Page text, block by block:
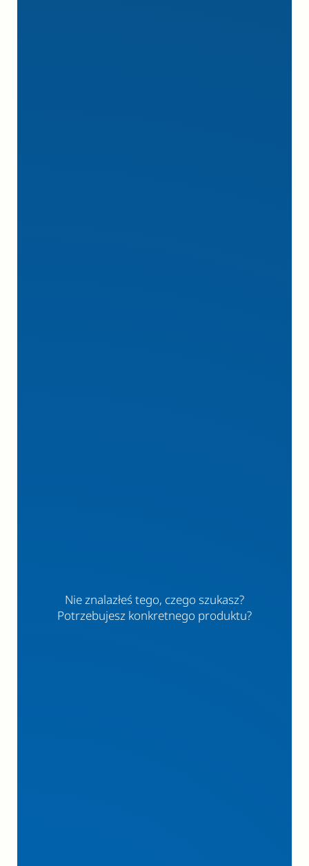
Nie znalazłeś tego, czego szukasz?
Potrzebujesz konkretnego produktu?